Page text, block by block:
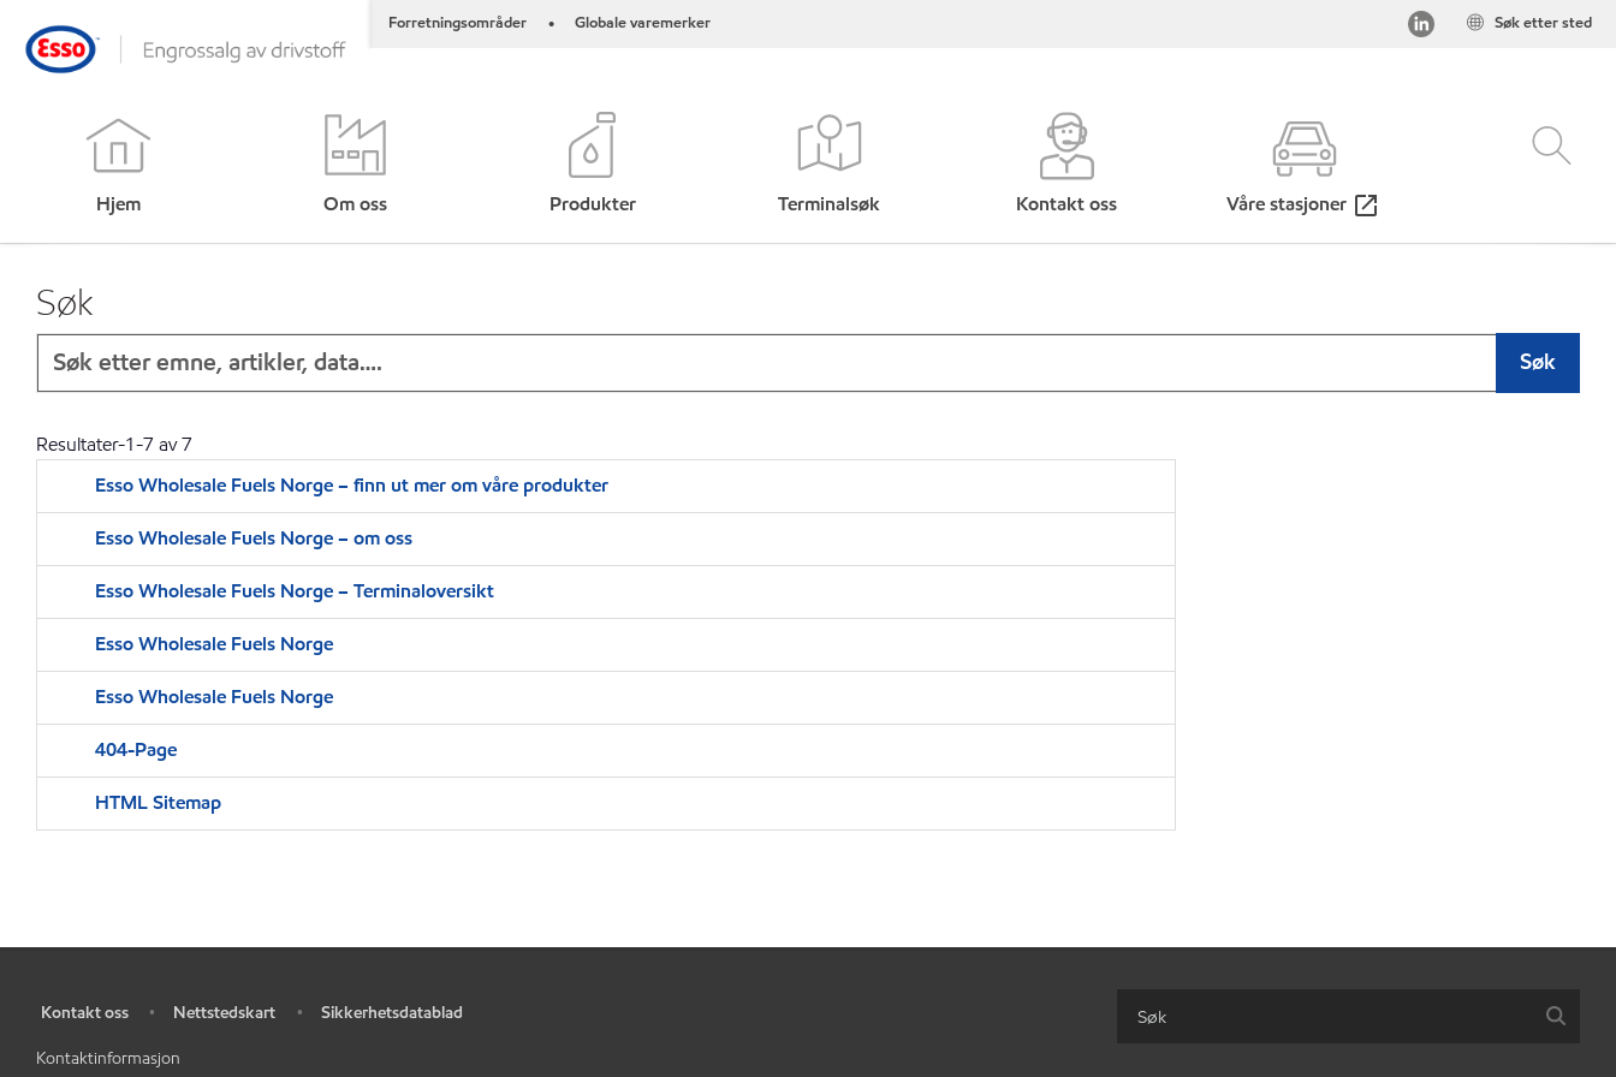
Forretningsområder • Globale varemerker Søk etter sted
Hjem Om oss Produkter Terminalsøk Kontakt oss Våre stasjoner
Søk
Søk
Resultater-1-7 av7
Esso Wholesale Fuels Norge – finn ut mer om våre produkter
Esso Wholesale Fuels Norge – om oss
Esso Wholesale Fuels Norge – Terminaloversikt
Esso Wholesale Fuels Norge
Esso Wholesale Fuels Norge
404-Page
HTML Sitemap
Kontakt oss • Nettstedskart •
Sikkerhetsdatablad
Kontaktinformasjon